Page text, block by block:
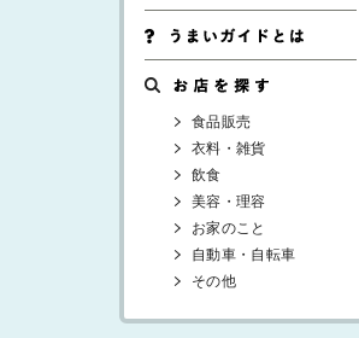
食品販売
衣料・雑貨
飲食
美容・理容
お家のこと
自動車・自転車
その他